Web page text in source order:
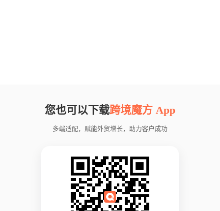
您也可以下载跨境魔方 App
多端适配，赋能外贸增长，助力客户成功